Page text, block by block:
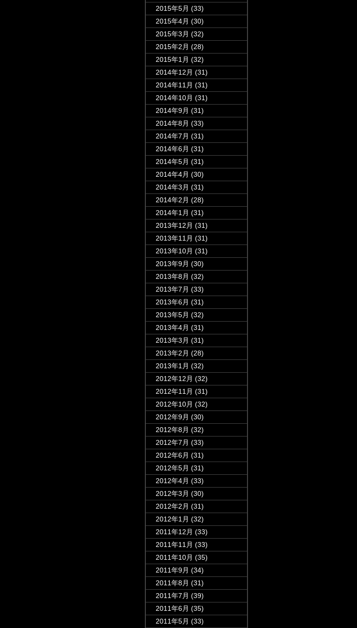
2015年5月 (33)
2015年4月 (30)
2015年3月 (32)
2015年2月 (28)
2015年1月 (32)
2014年12月 (31)
2014年11月 (31)
2014年10月 (31)
2014年9月 (31)
2014年8月 (33)
2014年7月 (31)
2014年6月 (31)
2014年5月 (31)
2014年4月 (30)
2014年3月 (31)
2014年2月 (28)
2014年1月 (31)
2013年12月 (31)
2013年11月 (31)
2013年10月 (31)
2013年9月 (30)
2013年8月 (32)
2013年7月 (33)
2013年6月 (31)
2013年5月 (32)
2013年4月 (31)
2013年3月 (31)
2013年2月 (28)
2013年1月 (32)
2012年12月 (32)
2012年11月 (31)
2012年10月 (32)
2012年9月 (30)
2012年8月 (32)
2012年7月 (33)
2012年6月 (31)
2012年5月 (31)
2012年4月 (33)
2012年3月 (30)
2012年2月 (31)
2012年1月 (32)
2011年12月 (33)
2011年11月 (33)
2011年10月 (35)
2011年9月 (34)
2011年8月 (31)
2011年7月 (39)
2011年6月 (35)
2011年5月 (33)